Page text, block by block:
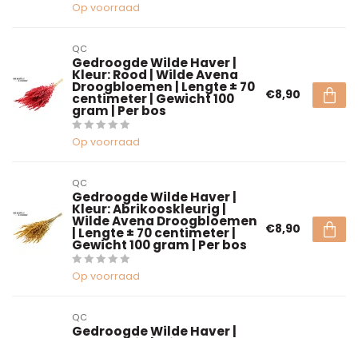
Op voorraad
QC
Gedroogde Wilde Haver |
Kleur: Rood | Wilde Avena
Droogbloemen | Lengte ± 70
centimeter | Gewicht 100
gram | Per bos
Op voorraad
€8,90
QC
Gedroogde Wilde Haver |
Kleur: Abrikooskleurig |
Wilde Avena Droogbloemen
| Lengte ± 70 centimeter |
Gewicht 100 gram | Per bos
Op voorraad
€8,90
QC
Gedroogde Wilde Haver |